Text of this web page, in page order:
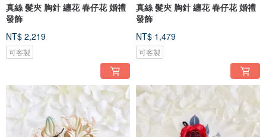
真絲 髮夾 胸針 纏花 春仔花 婚禮
發飾
NT$ 2,219
可客製
真絲 髮夾 胸針 纏花 春仔花 婚禮
發飾
NT$ 1,479
可客製